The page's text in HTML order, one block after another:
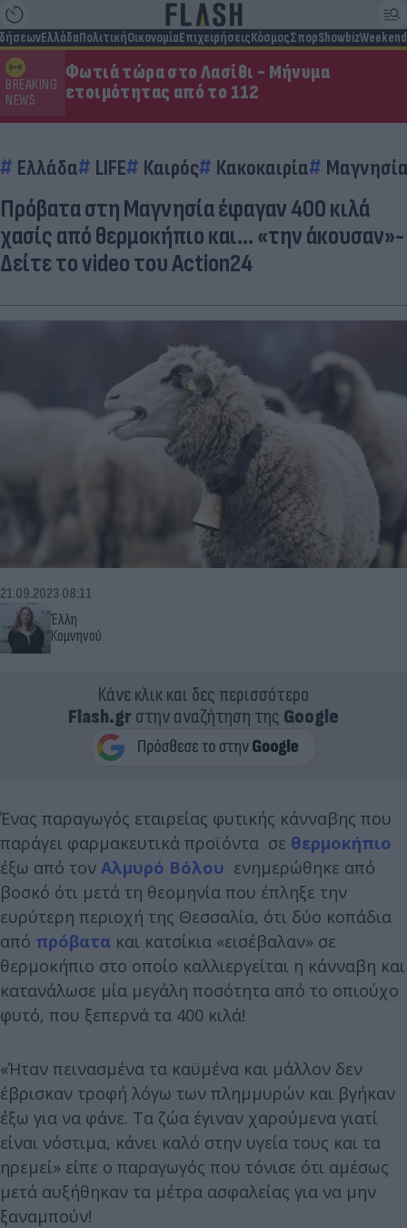
ΕλλάδαΠολιτικήΟικονομίαΕπιχειρήσειςΚόσμοςΣπορShowbizWeekend
BREAKING
NEWS
Φωτιά τώρα στο Λασίθι - Μήνυμα
ετοιμότητας από το 112
Ελλάδα LIFE Καιρός Κακοκαιρία
Πρόβατα στη Μαγνησία έφαγαν 400 κιλά
χασίς από θερμοκήπιο και… «την άκουσαν»-
Δείτε το video του Action24
Έλλη
Κομνηνού
21.09.2023 08:11
Κάνε κλικ και δες περισσότερο
Flash.grστην αναζήτηση της Google
Ένας παραγωγός εταιρείας φυτικής κάνναβης που
παράγει φαρμακευτικά προϊόντα σε θερμοκήπιο
έξω από τον Αλμυρό Βόλου ενημερώθηκε από
βοσκό ότι μετά τη θεομηνία που έπληξε την
ευρύτερη περιοχή της Θεσσαλία, ότι δύο κοπάδια
από πρόβατα και κατσίκια «εισέβαλαν» σε
θερμοκήπιο στο οποίο καλλιεργείται η κάνναβη και
κατανάλωσε μία μεγάλη ποσότητα από το οπιούχο
φυτό, που ξεπερνά τα 400 κιλά!
«Ήταν πεινασμένα τα καϋμένα και μάλλον δεν
έβρισκαν τροφή λόγω των πλημμυρών και βγήκαν
έξω για να φάνε. Τα ζώα έγιναν χαρούμενα γιατί
είναι νόστιμα, κάνει καλό στην υγεία τους και τα
ηρεμεί» είπε ο παραγωγός που τόνισε ότι αμέσως
μετά αυξήθηκαν τα μέτρα ασφαλείας για να μην
ξαναμπούν!